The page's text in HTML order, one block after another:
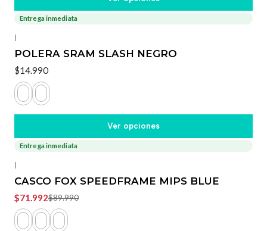
Entrega inmediata
|
POLERA SRAM SLASH NEGRO
$14.990
Ver opciones
-20%
Entrega inmediata
|
CASCO FOX SPEEDFRAME MIPS BLUE
$71.992$89.990